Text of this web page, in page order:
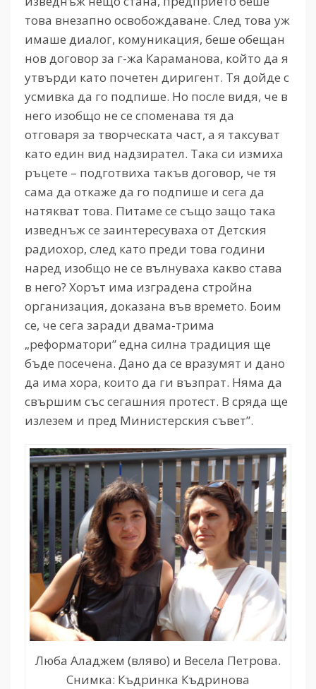
това внезапно освобождаване. След това уж
имаше диалог, комуникация, беше обещан
нов договор за г-жа Караманова, който да я
утвърди като почетен диригент. Тя дойде с
усмивка да го подпише. Но после видя, че в
него изобщо не се споменава тя да
отговаря за творческата част, а я таксуват
като един вид надзирател. Така си измиха
ръцете – подготвиха такъв договор, че тя
сама да откаже да го подпише и сега да
натякват това. Питаме се също защо така
изведнъж се заинтересуваха от Детския
радиохор, след като преди това години
наред изобщо не се вълнуваха какво става
в него? Хорът има изградена стройна
организация, доказана във времето. Боим
се, че сега заради двама-трима
„реформатори” една силна традиция ще
бъде посечена. Дано да се вразумят и дано
да има хора, които да ги възпрат. Няма да
свършим със сегашния протест. В сряда ще
излезем и пред Министерския съвет”.
Люба Аладжем (вляво) и Весела Петрова.
Снимка: Къдринка Къдринова